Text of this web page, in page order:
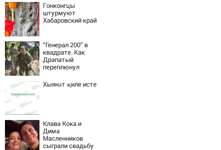
Гонконгцы
штурмуют
Хабаровский край
“Генерал 200” в
квадрате. Как
Драпатый
переплюнул
Хыянәт җиле исте
Клава Кока и
Дима
Масленников
сыграли свадьбу